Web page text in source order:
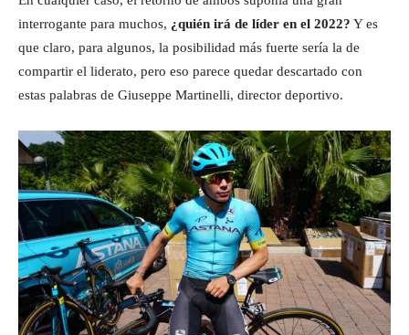
interrogante para muchos, ¿quién irá de líder en el 2022? Y es
que claro, para algunos, la posibilidad más fuerte sería la de
compartir el liderato, pero eso parece quedar descartado con
estas palabras de Giuseppe Martinelli, director deportivo.